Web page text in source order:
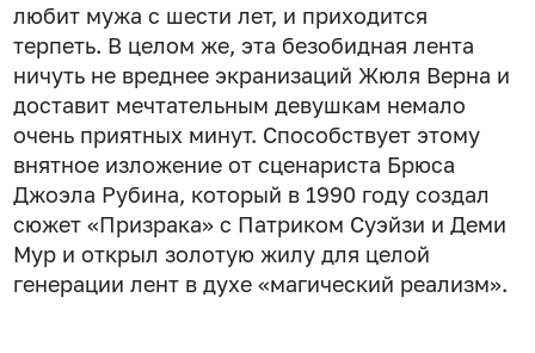
любит мужа с шести лет, и приходится
терпеть. В целом же, эта безобидная лента
ничуть не вреднее экранизаций Жюля Верна и
доставит мечтательным девушкам немало
очень приятных минут. Способствует этому
внятное изложение от сценариста Брюса
Джоэла Рубина, который в 1990 году создал
сюжет «Призрака» с Патриком Суэйзи и Деми
Мур и открыл золотую жилу для целой
генерации лент в духе «магический реализм».